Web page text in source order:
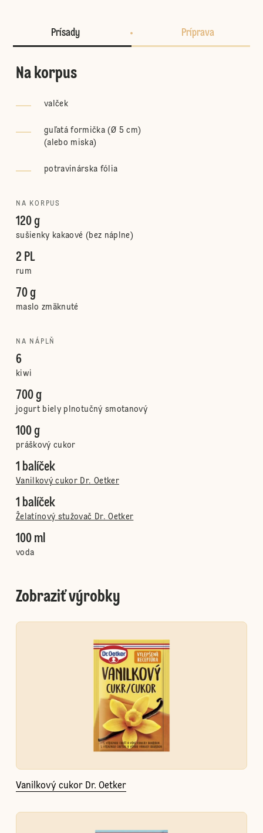
Prísady Príprava
Na korpus
valček
guľatá formička (Ø 5 cm)
(alebo miska)
potravinárska fólia
NA KORPUS
120 g
sušienky kakaové (bez náplne)
2 PL
rum
70 g
maslo zmäknuté
NA NÁPLŇ
6
kiwi
700 g
jogurt biely plnotučný smotanový
100 g
práškový cukor
1 balíček
Vanilkový cukor Dr. Oetker
1 balíček
Želatínový stužovač Dr. Oetker
100 ml
voda
Zobraziť výrobky
Vanilkový cukor Dr. Oetker